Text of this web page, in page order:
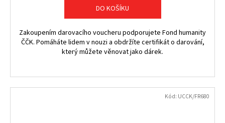
DO KOŠÍKU
Zakoupením darovacího voucheru podporujete Fond humanity
ČČK. Pomáháte lidem v nouzi a obdržíte certifikát o darování,
který můžete věnovat jako dárek.
Kód: UCCK/FR680